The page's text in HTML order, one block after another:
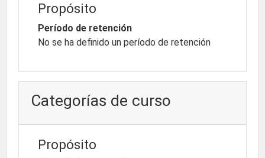
Propósito
Período de retención
No se ha definido un período de retención
Categorías de curso
Propósito